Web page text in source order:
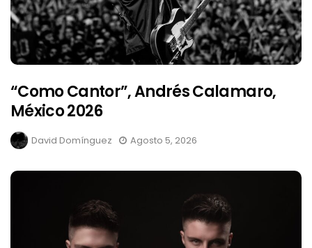
“Como Cantor”, Andrés Calamaro,
México 2026
David Domínguez Agosto 5, 2026